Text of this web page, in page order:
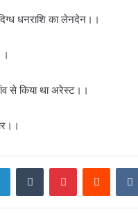
धनराशि का लेनदेन।।
से किया था अरेस्ट।।
LinkedInTumblr PinterestReddit